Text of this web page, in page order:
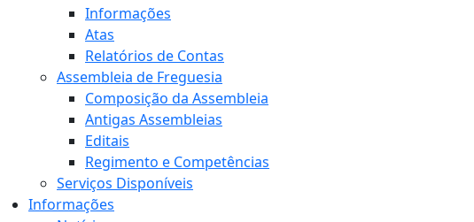
Informações
Atas
Relatórios de Contas
Assembleia de Freguesia
Composição da Assembleia
Antigas Assembleias
Editais
Regimento e Competências
Serviços Disponíveis
Informações